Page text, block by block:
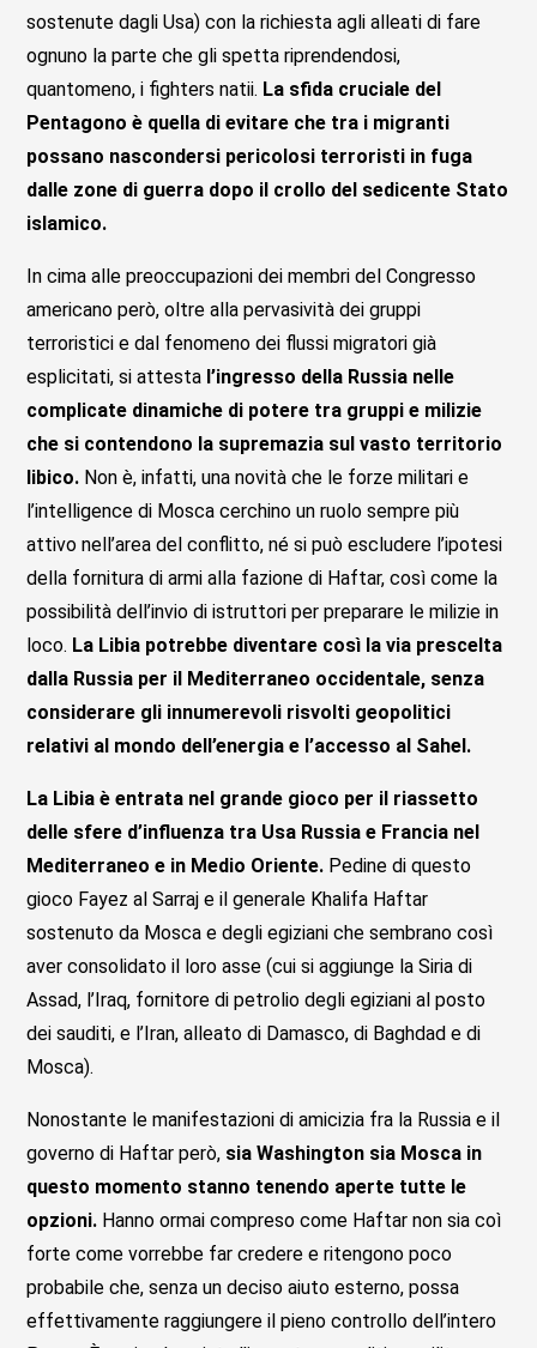
sostenute dagli Usa) con la richiesta agli alleati di fare
ognuno la parte che gli spetta riprendendosi,
quantomeno, i fighters natii. La sfida cruciale del
Pentagono è quella di evitare che tra i migranti
possano nascondersi pericolosi terroristi in fuga
dalle zone di guerra dopo il crollo del sedicente Stato
islamico.
In cima alle preoccupazioni dei membri del Congresso
americano però, oltre alla pervasività dei gruppi
terroristici e dal fenomeno dei flussi migratori già
esplicitati, si attesta l’ingresso della Russia nelle
complicate dinamiche di potere tra gruppi e milizie
che si contendono la supremazia sul vasto territorio
libico. Non è, infatti, una novità che le forze militari e
l’intelligence di Mosca cerchino un ruolo sempre più
attivo nell’area del conflitto, né si può escludere l’ipotesi
della fornitura di armi alla fazione di Haftar, così come la
possibilità dell’invio di istruttori per preparare le milizie in
loco. La Libia potrebbe diventare così la via prescelta
dalla Russia per il Mediterraneo occidentale, senza
considerare gli innumerevoli risvolti geopolitici
relativi al mondo dell’energia e l’accesso al Sahel.
La Libia è entrata nel grande gioco per il riassetto
delle sfere d’influenza tra Usa Russia e Francia nel
Mediterraneo e in Medio Oriente. Pedine di questo
gioco Fayez al Sarraj e il generale Khalifa Haftar
sostenuto da Mosca e degli egiziani che sembrano così
aver consolidato il loro asse (cui si aggiunge la Siria di
Assad, l’Iraq, fornitore di petrolio degli egiziani al posto
dei sauditi, e l’Iran, alleato di Damasco, di Baghdad e di
Mosca).
Nonostante le manifestazioni di amicizia fra la Russia e il
governo di Haftar però, sia Washington sia Mosca in
questo momento stanno tenendo aperte tutte le
opzioni. Hanno ormai compreso come Haftar non sia coì
forte come vorrebbe far credere e ritengono poco
probabile che, senza un deciso aiuto esterno, possa
effettivamente raggiungere il pieno controllo dell’intero